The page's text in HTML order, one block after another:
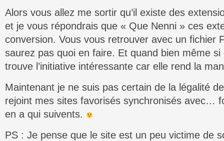
Alors vous allez me sortir qu’il existe des
et je vous répondrais que « Que Nenni » ces
conversion. Vous vous retrouver avec un fichier
saurez pas quoi en faire. Et quand bien même
trouve l’initiative intéressante car elle rend la
Maintenant je ne suis pas certain de la légalité
rejoint mes sites favorisés synchronisés avec…
en a qui suivents.
PS : Je pense que le site est un peu victime de